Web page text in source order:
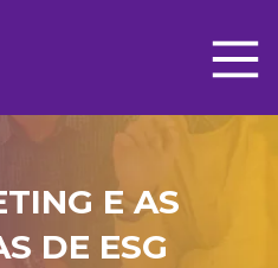
E AS
DE ESG